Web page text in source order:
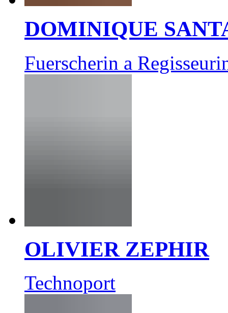
DOMINIQUE
Fuerscherin a
OLIVIER ZEPHIR
Technoport